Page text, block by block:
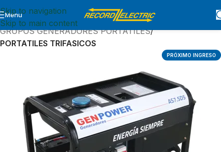
Skip to navigation
Skip to main content
Menu
Inicio
GRUPOS GENERADORES
GRUPOS GENERADORES PORTATILES
PORTATILES TRIFASICOS
PRÓXIMO INGRESO